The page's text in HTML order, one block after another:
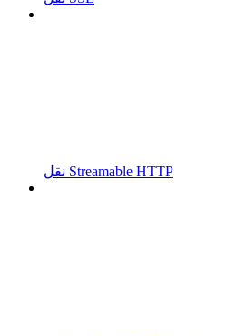
نقل Streamable HTTP